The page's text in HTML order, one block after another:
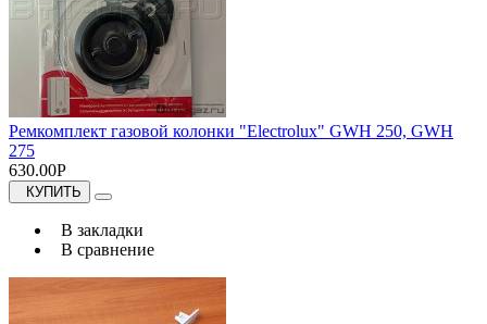
Ремкомплект газовой колонки "Electrolux" GWH 250, GWH
275
630.00Р
КУПИТЬ
В закладки
В сравнение